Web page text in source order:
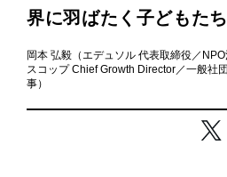
界に羽ばたく子どもた
岡本 弘毅（エデュソル 代表取締役／
スコップ Chief Growth Director／一般社
事）